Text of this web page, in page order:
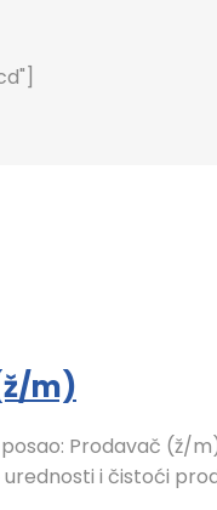
m)
Prodavač (ž/
i čistoći